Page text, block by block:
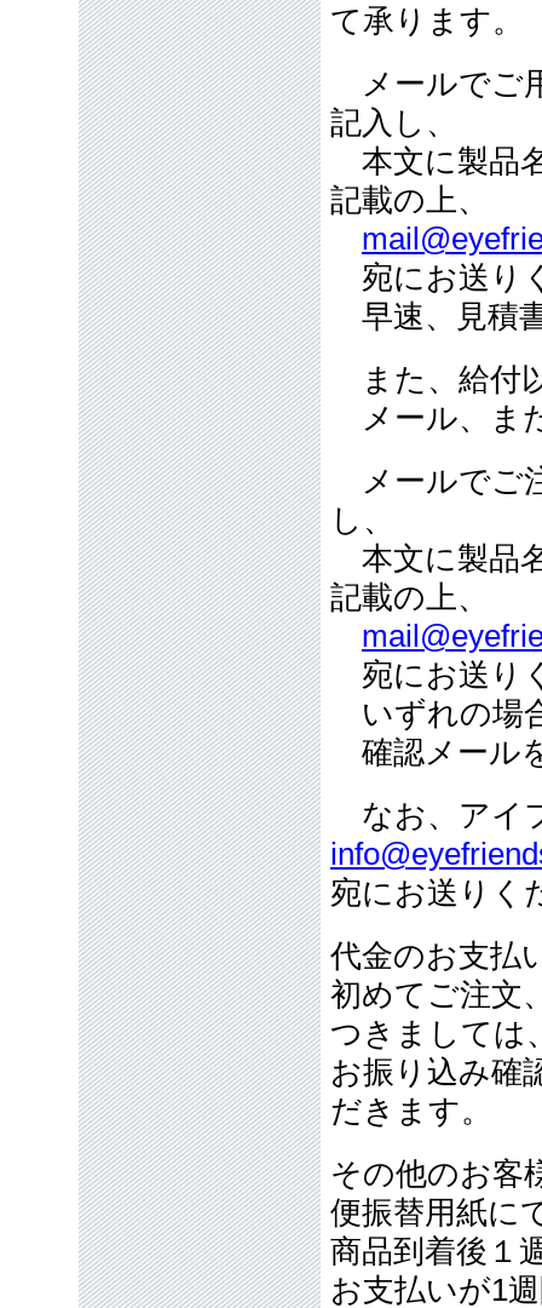
て承ります。
メールでご
記入し、
本文に製品
記載の上、
宛にお送り
早速、見積
また、給付
メール、ま
メールでご
し、
本文に製品
記載の上、
宛にお送り
いずれの場
確認メール
なお、アイ
宛にお送りく
代金のお支払
初めてご注文
つきましては
お振り込み確
だきます。
その他のお客
便振替用紙に
商品到着後１
お支払いが1